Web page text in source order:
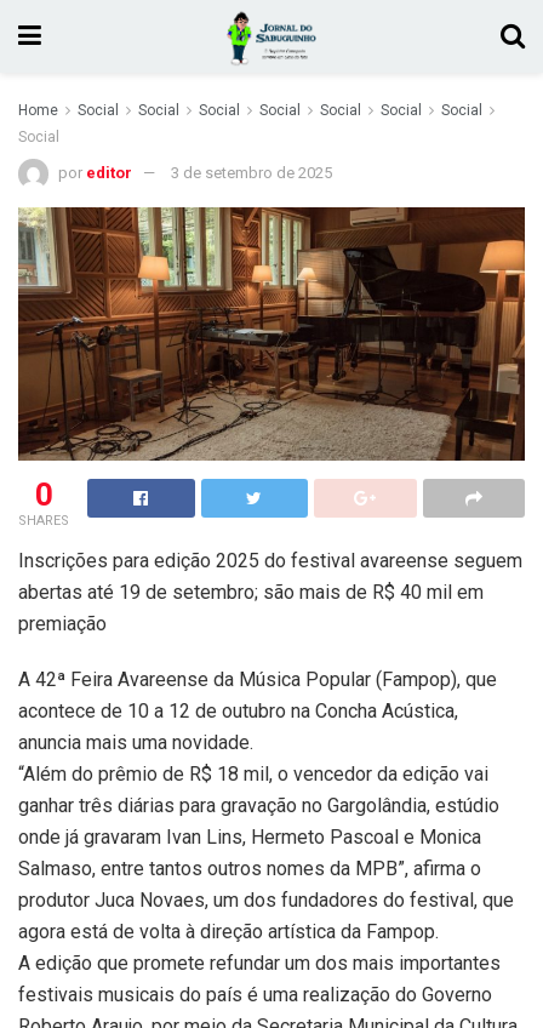
Home Social Social Social Social Social Social
Social
Social
por editor 3 de setembro de 2025
0
SHARES
Inscrições para edição 2025 do festival avareense seguem
abertas até 19 de setembro; são mais de R$ 40 mil em
premiação
A 42ª Feira Avareense da Música Popular (Fampop), que
acontece de 10 a 12 de outubro na Concha Acústica,
anuncia mais uma novidade.
“Além do prêmio de R$ 18 mil, o vencedor da edição vai
ganhar três diárias para gravação no Gargolândia, estúdio
onde já gravaram Ivan Lins, Hermeto Pascoal e Monica
Salmaso, entre tantos outros nomes da MPB”, afirma o
produtor Juca Novaes, um dos fundadores do festival, que
agora está de volta à direção artística da Fampop.
A edição que promete refundar um dos mais importantes
festivais musicais do país é uma realização do Governo